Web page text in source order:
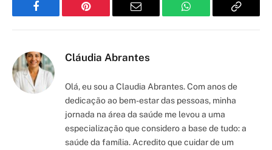
Facebook Pinterest Email WhatsApp Copy
Cláudia Abrantes
Olá, eu sou a Claudia Abrantes. Com anos de
dedicação ao bem-estar das pessoas, minha
jornada na área da saúde me levou a uma
especialização que considero a base de tudo: a
saúde da família. Acredito que cuidar de um